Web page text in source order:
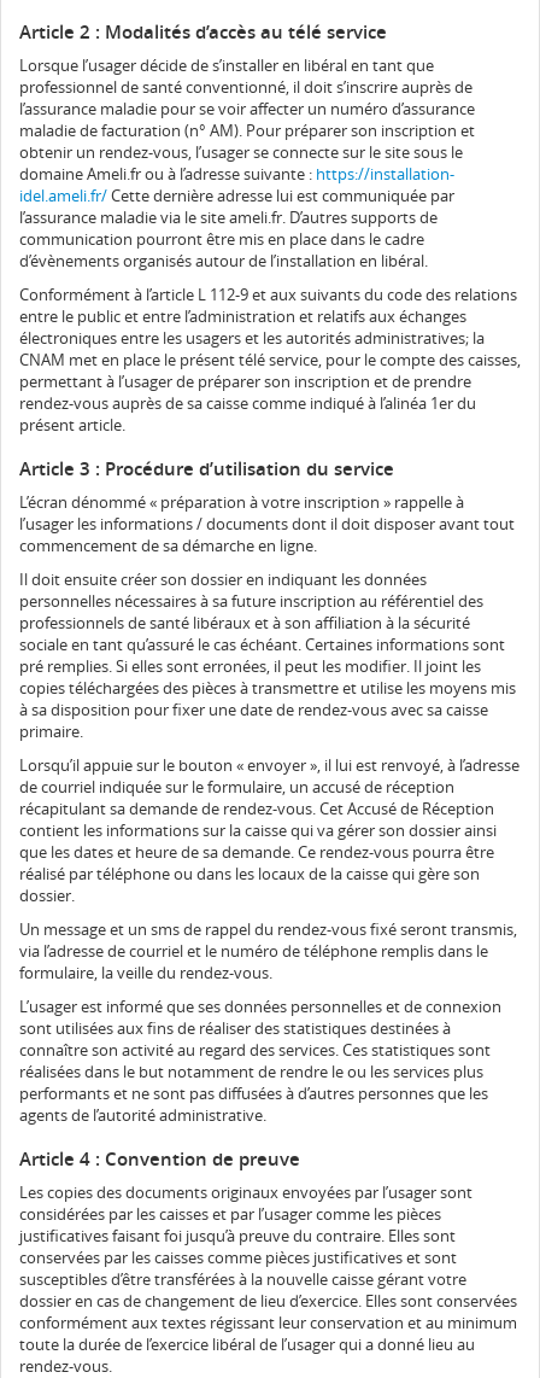
Article 2 : Modalités d’accès au télé service
Lorsque l’usager décide de s’installer en libéral en tant que
professionnel de santé conventionné, il doit s’inscrire auprès de
l’assurance maladie pour se voir affecter un numéro d’assurance
maladie de facturation (n° AM). Pour préparer son inscription et
obtenir un rendez-vous, l’usager se connecte sur le site sous le
domaine Ameli.fr ou à l’adresse suivante : https://installation-
idel.ameli.fr/Cette dernière adresse lui est communiquée par
l’assurance maladie via le site ameli.fr. D’autres supports de
communication pourront être mis en place dans le cadre
d’évènements organisés autour de l’installation en libéral.
Conformément à l’article L 112-9 et aux suivants du code des relations
entre le public et entre l’administration et relatifs aux échanges
électroniques entre les usagers et les autorités administratives; la
CNAM met en place le présent télé service, pour le compte des caisses,
permettant à l’usager de préparer son inscription et de prendre
rendez-vous auprès de sa caisse comme indiqué à l’alinéa 1er du
présent article.
Article 3 : Procédure d’utilisation du service
L’écran dénommé « préparation à votre inscription » rappelle à
l’usager les informations / documents dont il doit disposer avant tout
commencement de sa démarche en ligne.
Il doit ensuite créer son dossier en indiquant les données
personnelles nécessaires à sa future inscription au référentiel des
professionnels de santé libéraux et à son affiliation à la sécurité
sociale en tant qu’assuré le cas échéant. Certaines informations sont
pré remplies. Si elles sont erronées, il peut les modifier. Il joint les
copies téléchargées des pièces à transmettre et utilise les moyens mis
à sa disposition pour fixer une date de rendez-vous avec sa caisse
primaire.
Lorsqu’il appuie sur le bouton « envoyer », il lui est renvoyé, à l’adresse
de courriel indiquée sur le formulaire, un accusé de réception
récapitulant sa demande de rendez-vous. Cet Accusé de Réception
contient les informations sur la caisse qui va gérer son dossier ainsi
que les dates et heure de sa demande. Ce rendez-vous pourra être
réalisé par téléphone ou dans les locaux de la caisse qui gère son
dossier.
Un message et un sms de rappel du rendez-vous fixé seront transmis,
via l’adresse de courriel et le numéro de téléphone remplis dans le
formulaire, la veille du rendez-vous.
L’usager est informé que ses données personnelles et de connexion
sont utilisées aux fins de réaliser des statistiques destinées à
connaître son activité au regard des services. Ces statistiques sont
réalisées dans le but notamment de rendre le ou les services plus
performants et ne sont pas diffusées à d’autres personnes que les
agents de l’autorité administrative.
Article 4 : Convention de preuve
Les copies des documents originaux envoyées par l’usager sont
considérées par les caisses et par l’usager comme les pièces
justificatives faisant foi jusqu’à preuve du contraire. Elles sont
conservées par les caisses comme pièces justificatives et sont
susceptibles d’être transférées à la nouvelle caisse gérant votre
dossier en cas de changement de lieu d’exercice. Elles sont conservées
conformément aux textes régissant leur conservation et au minimum
toute la durée de l’exercice libéral de l’usager qui a donné lieu au
rendez-vous.